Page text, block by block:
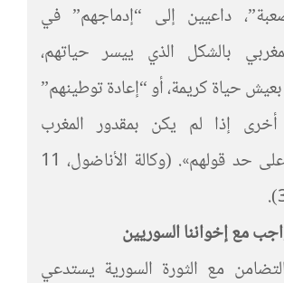
داعيين إلى “إدماجهم” في
بالشكل الذي ييسر حياتهم،
حياة كريمة، أو “إعادة توطينهم”
إذا لم يكن بمقدور المغرب
استقبالهم، على حد قولهم». (وكالة الأناضول، 11
مع إخواننا السوريين
مع الثورة السورية يستدعي